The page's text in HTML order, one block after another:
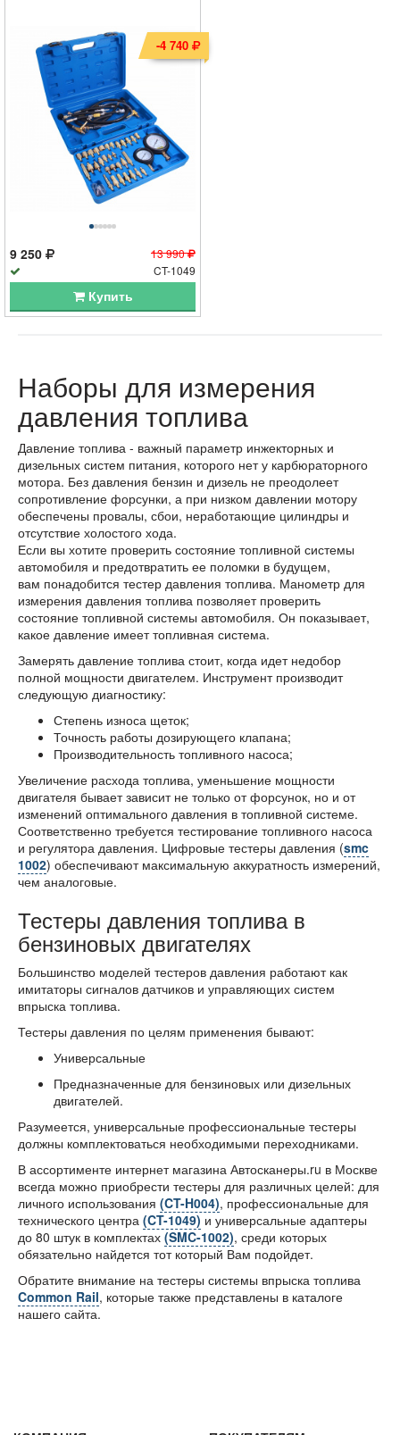
13 990
9 250
CT-1049
Купить
-4 740
Наборы для измерения
давления топлива
Давление топлива - важный параметр инжекторных и
дизельных систем питания, которого нет у карбюраторного
мотора. Без давления бензин и дизель не преодолеет
сопротивление форсунки, а при низком давлении мотору
обеспечены провалы, сбои, неработающие цилиндры и
отсутствие холостого хода.
Если вы хотите проверить состояние топливной системы
автомобиля и предотвратить ее поломки в будущем,
вам понадобится тестер давления топлива. Манометр для
измерения давления топлива позволяет проверить
состояние топливной системы автомобиля. Он показывает,
какое давление имеет топливная система.
Замерять давление топлива стоит, когда идет недобор
полной мощности двигателем. Инструмент производит
следующую диагностику:
Степень износа щеток;
Точность работы дозирующего клапана;
Производительность топливного насоса;
Увеличение расхода топлива, уменьшение мощности
двигателя бывает зависит не только от форсунок, но и от
изменений оптимального давления в топливной системе.
Соответственно требуется тестирование топливного насоса
и регулятора давления. Цифровые тестеры давления (smc
1002) обеспечивают максимальную аккуратность измерений,
чем аналоговые.
Тестеры давления топлива в
бензиновых двигателях
Большинство моделей тестеров давления работают как
имитаторы сигналов датчиков и управляющих систем
впрыска топлива.
Тестеры давления по целям применения бывают:
Универсальные
Предназначенные для бензиновых или дизельных
двигателей.
Разумеется, универсальные профессиональные тестеры
должны комплектоваться необходимыми переходниками.
В ассортименте интернет магазина Автосканеры.ru в Москве
всегда можно приобрести тестеры для различных целей: для
личного использования (CT-H004), профессиональные для
технического центра (CT-1049) и универсальные адаптеры
до 80 штук в комплектах (SMC-1002), среди которых
обязательно найдется тот который Вам подойдет.
Обратите внимание на тестеры системы впрыска топлива
Common Rail, которые также представлены в каталоге
нашего сайта.